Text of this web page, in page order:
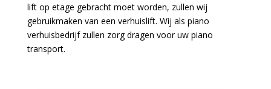
lift op etage gebracht moet worden, zullen wij
gebruikmaken van een verhuislift. Wij als piano
verhuisbedrijf zullen zorg dragen voor uw piano
transport.